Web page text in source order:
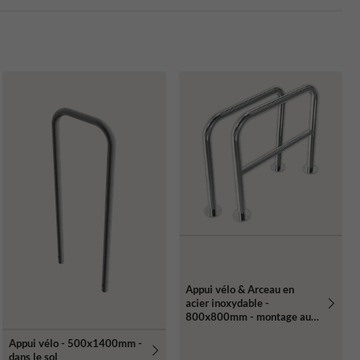
Appui vélo - 500x1400mm -
dans le sol
Appui vélo & Arceau en
acier inoxydable -
800x800mm - montage au